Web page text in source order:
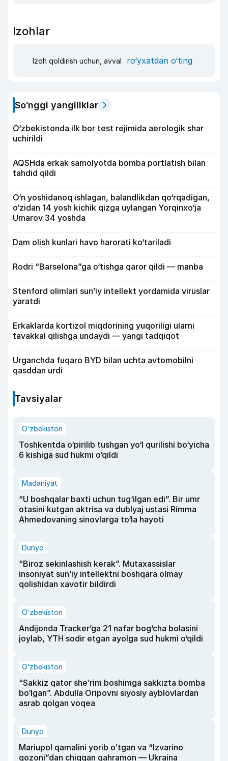
Izohlar
Izoh qoldirish uchun, avval ro‘yxatdan o‘ting
So‘nggi yangiliklar
O‘zbekistonda ilk bor test rejimida aerologik shar
uchirildi
AQSHda erkak samolyotda bomba portlatish bilan
tahdid qildi
O‘n yoshidanoq ishlagan, balandlikdan qo‘rqadigan,
o‘zidan 14 yosh kichik qizga uylangan Yorqinxo‘ja
Umarov 34 yoshda
Dam olish kunlari havo harorati ko‘tariladi
Rodri “Barselona”ga o‘tishga qaror qildi — manba
Stenford olimlari sun’iy intellekt yordamida viruslar
yaratdi
Erkaklarda kortizol miqdorining yuqoriligi ularni
tavakkal qilishga undaydi — yangi tadqiqot
Urganchda fuqaro BYD bilan uchta avtomobilni
qasddan urdi
Tavsiyalar
O‘zbekiston
Toshkentda o‘pirilib tushgan yo‘l qurilishi bo‘yicha
6 kishiga sud hukmi o‘qildi
Madaniyat
“U boshqalar baxti uchun tug‘ilgan edi”. Bir umr
otasini kutgan aktrisa va dublyaj ustasi Rimma
Ahmedovaning sinovlarga to‘la hayoti
Dunyo
“Biroz sekinlashish kerak”. Mutaxassislar
insoniyat sun’iy intellektni boshqara olmay
qolishidan xavotir bildirdi
O‘zbekiston
Andijonda Tracker’ga 21 nafar bog‘cha bolasini
joylab, YTH sodir etgan ayolga sud hukmi o‘qildi
O‘zbekiston
“Sakkiz qator she’rim boshimga sakkizta bomba
bo‘lgan”. Abdulla Oripovni siyosiy ayblovlardan
asrab qolgan voqea
Dunyo
Mariupol qamalini yorib oʻtgan va “Izvarino
qozoni”dan chiqqan qahramon — Ukraina